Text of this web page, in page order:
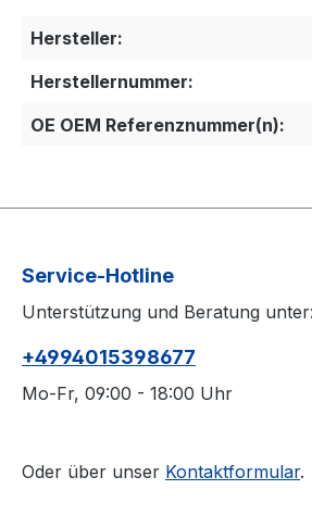
Hersteller:
Herstellernummer:
OE OEM Referenznummer(n):
Service-Hotline
Unterstützung und Beratung unter:
+4994015398677
Mo-Fr, 09:00 - 18:00 Uhr
Oder über unser Kontaktformular.